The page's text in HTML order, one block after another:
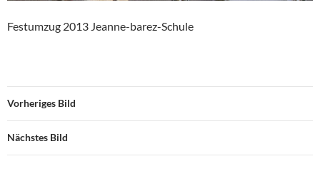
Festumzug 2013 Jeanne-barez-Schule
Vorheriges Bild
Nächstes Bild